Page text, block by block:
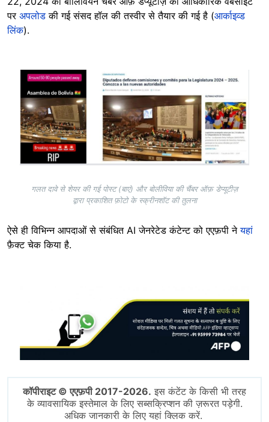
पर अपलोडकी गई संसद हॉल की तस्वीर से तैयार की गई है (आर्काइव्ड
लिंक).
Image
गलत दावे से शेयर की गई पोस्ट (बाएं) और बोलीविया की चैंबर ऑफ़ डेप्यूटीज़
द्वारा प्रकाशित फ़ोटो के स्क्रीनशॉट की तुलना
ऐसे ही विभिन्न आपदाओं से संबंधित AI जेनरेटेड कंटेन्ट को एएफ़पी नेयहां
फ़ैक्ट चेक किया है.
कॉपीराइट © एएफ़पी 2017-2026. इस कंटेंट के किसी भी तरह
के व्यावसायिक इस्तेमाल के लिए सब्सक्रिप्शन की ज़रूरत पड़ेगी.
अधिक जानकारी के लिए यहां क्लिक करें.